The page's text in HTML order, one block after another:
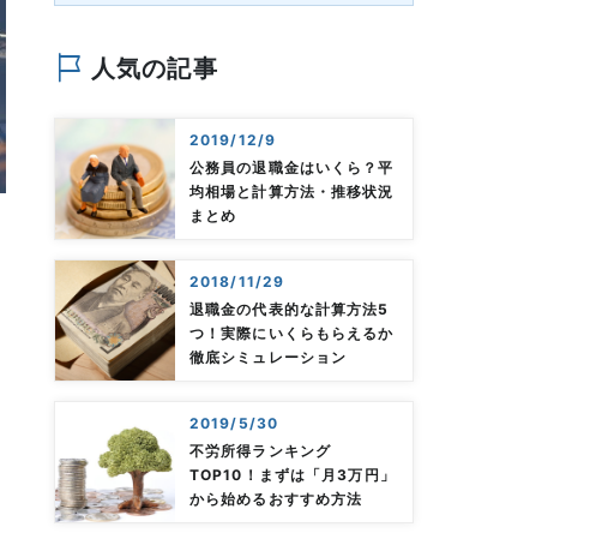
人気の記事
2019/12/9
公務員の退職金はいくら？平
均相場と計算方法・推移状況
まとめ
2018/11/29
退職金の代表的な計算方法5
つ！実際にいくらもらえるか
徹底シミュレーション
2019/5/30
不労所得ランキング
TOP10！まずは「月3万円」
から始めるおすすめ方法